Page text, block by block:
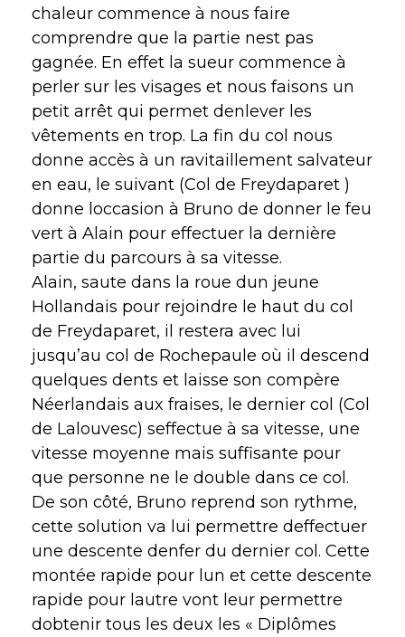
chaleur commence à nous faire
comprendre que la partie nest pas
gagnée. En effet la sueur commence à
perler sur les visages et nous faisons un
petit arrêt qui permet denlever les
vêtements en trop. La fin du col nous
donne accès à un ravitaillement salvateur
en eau, le suivant (Col de Freydaparet )
donne loccasion à Bruno de donner le feu
vert à Alain pour effectuer la dernière
partie du parcours à sa vitesse.
Alain, saute dans la roue dun jeune
Hollandais pour rejoindre le haut du col
de Freydaparet, il restera avec lui
jusqu’au col de Rochepaule où il descend
quelques dents et laisse son compère
Néerlandais aux fraises, le dernier col (Col
de Lalouvesc) seffectue à sa vitesse, une
vitesse moyenne mais suffisante pour
que personne ne le double dans ce col.
De son côté, Bruno reprend son rythme,
cette solution va lui permettre deffectuer
une descente denfer du dernier col. Cette
montée rapide pour lun et cette descente
rapide pour lautre vont leur permettre
dobtenir tous les deux les « Diplômes